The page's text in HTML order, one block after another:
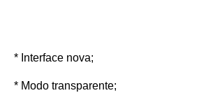
* Interface nova;
* Modo transparente;